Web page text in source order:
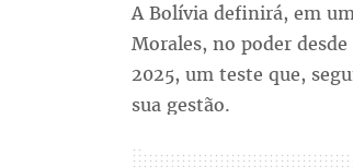
A Bolívia definirá, em
Morales, no poder
2025, um teste que,
sua gestão.